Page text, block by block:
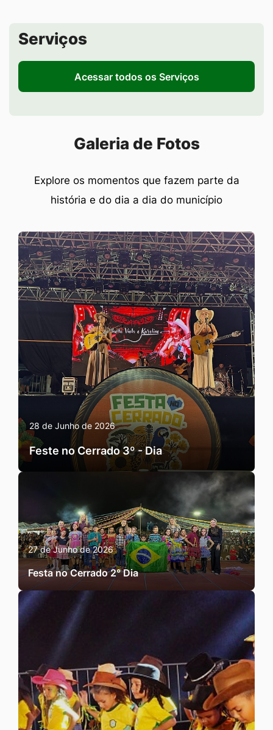
Seção de Serviços
Serviços
Acessar todos os Serviços
Seção Galeria de Fotos
Galeria de Fotos
Explore os momentos que fazem parte da
história e do dia a dia do município
28 de Junho de 2026
Feste no Cerrado 3º - Dia
27 de Junho de 2026
Festa no Cerrado 2° Dia